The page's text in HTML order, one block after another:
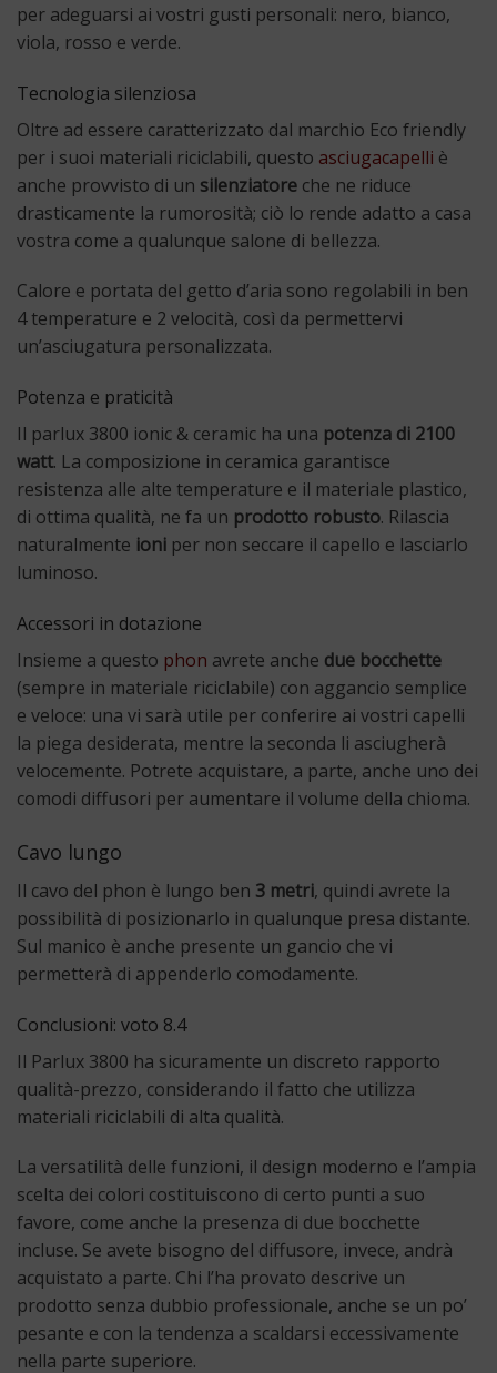
per adeguarsi ai vostri gusti personali: nero, bianco,
viola, rosso e verde.
Tecnologia silenziosa
Oltre ad essere caratterizzato dal marchio Eco friendly
per i suoi materiali riciclabili, questo asciugacapelli è
anche provvisto di un silenziatore che ne riduce
drasticamente la rumorosità; ciò lo rende adatto a casa
vostra come a qualunque salone di bellezza.
Calore e portata del getto d’aria sono regolabili in ben
4 temperature e 2 velocità, così da permettervi
un’asciugatura personalizzata.
Potenza e praticità
Il parlux 3800 ionic & ceramic ha una potenza di 2100
watt. La composizione in ceramica garantisce
resistenza alle alte temperature e il materiale plastico,
di ottima qualità, ne fa un prodotto robusto. Rilascia
naturalmente ioni per non seccare il capello e lasciarlo
luminoso.
Accessori in dotazione
Insieme a questo phon avrete anche due bocchette
(sempre in materiale riciclabile) con aggancio semplice
e veloce: una vi sarà utile per conferire ai vostri capelli
la piega desiderata, mentre la seconda li asciugherà
velocemente. Potrete acquistare, a parte, anche uno dei
comodi diffusori per aumentare il volume della chioma.
Cavo lungo
Il cavo del phon è lungo ben 3 metri, quindi avrete la
possibilità di posizionarlo in qualunque presa distante.
Sul manico è anche presente un gancio che vi
permetterà di appenderlo comodamente.
Conclusioni: voto 8.4
Il Parlux 3800 ha sicuramente un discreto rapporto
qualità-prezzo, considerando il fatto che utilizza
materiali riciclabili di alta qualità.
La versatilità delle funzioni, il design moderno e l’ampia
scelta dei colori costituiscono di certo punti a suo
favore, come anche la presenza di due bocchette
incluse. Se avete bisogno del diffusore, invece, andrà
acquistato a parte. Chi l’ha provato descrive un
prodotto senza dubbio professionale, anche se un po’
pesante e con la tendenza a scaldarsi eccessivamente
nella parte superiore.